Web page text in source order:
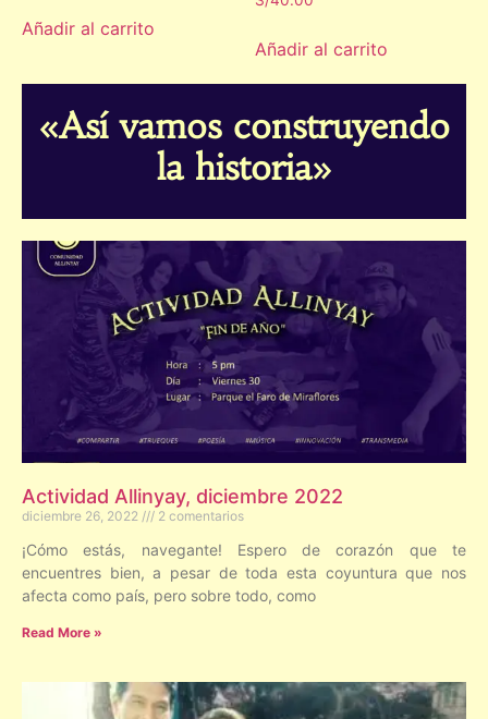
Añadir al carrito
Añadir al carrito
«Así vamos construyendo
la historia»
Actividad Allinyay, diciembre 2022
diciembre 26, 2022 2 comentarios
¡Cómo estás, navegante! Espero de corazón que te
encuentres bien, a pesar de toda esta coyuntura que nos
afecta como país, pero sobre todo, como
Read More »